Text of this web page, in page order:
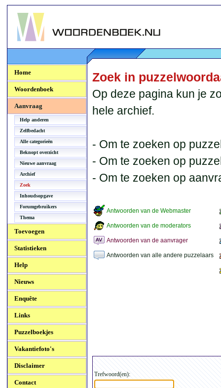
Woordenboek.NU
Home
Woordenboek
Aanvraag
Help anderen
Zelfbedacht
Alle categorieën
Beknopt overzicht
Nieuwe aanvraag
Archief
Zoek
Inhoudsopgave
Forumgebruikers
Thema
Toevoegen
Statistieken
Help
Nieuws
Enquête
Links
Puzzelboekjes
Vakantiefoto's
Disclaimer
Contact
Zoek in
Op deze pagina kun je
hele archief.
- Om te zoeken op
- Om te zoeken op
- Om te zoeken op
Antwoorden van de Webmaster
Antwoorden van de moderators
Antwoorden van de aanvrager
Antwoorden van alle andere puzzelaars
Trefwoord(en):